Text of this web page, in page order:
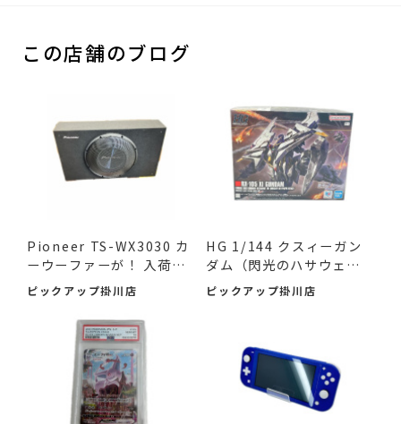
この店舗のブログ
Pioneer TS-WX3030 カ
ーウーファーが！ 入荷し
ました♪
ピックアップ掛川店
HG 1/144 クスィーガン
ダム（閃光のハサウェ
イ）が...
ピックアップ掛川店